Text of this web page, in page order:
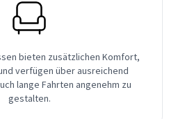
bieten zusätzlichen Komfort,
verfügen über ausreichend
lange Fahrten angenehm zu
gestalten.